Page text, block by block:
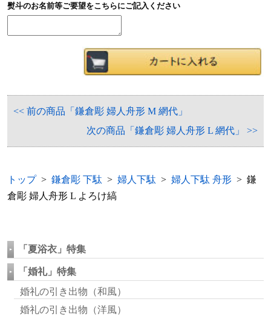
熨斗のお名前等ご要望をこちらにご記入ください
<< 前の商品「鎌倉彫 婦人舟形 M 網代」
次の商品「鎌倉彫 婦人舟形 L 網代」 >>
トップ> 鎌倉彫 下駄 > 婦人下駄 > 婦人下駄 舟形 > 鎌
倉彫 婦人舟形 L よろけ縞
「夏浴衣」特集
「婚礼」特集
婚礼の引き出物（和風）
婚礼の引き出物（洋風）